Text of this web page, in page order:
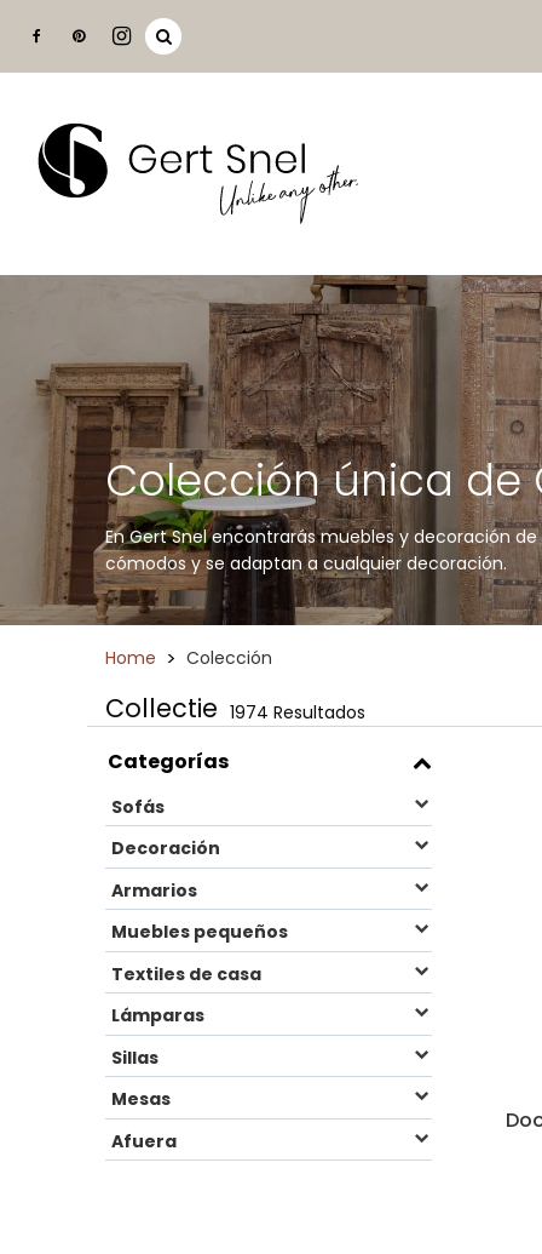
Colección única de
En Gert Snel encontrarás muebles y decoración
cómodos y se adaptan a cualquier decoración.
Home > Colección
Collectie 1974 Resultados
Categorías
Sofás
Decoración
Armarios
Muebles pequeños
Textiles de casa
Lámparas
Sillas
Mesas
Afuera